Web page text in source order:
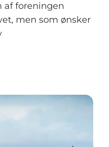
af foreningen
men som ønsker